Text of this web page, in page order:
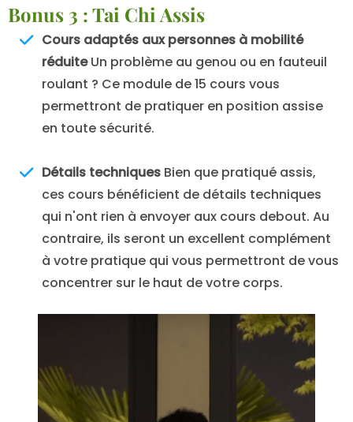
Bonus 3 : Tai Chi Assis
Cours adaptés aux personnes à mobilité
réduiteUn problème au genou ou en fauteuil
roulant ? Ce module de 15 cours vous
permettront de pratiquer en position assise
en toute sécurité.
Détails techniques Bien que pratiqué assis,
ces cours bénéficient de détails techniques
qui n'ont rien à envoyer aux cours debout. Au
contraire, ils seront un excellent complément
à votre pratique qui vous permettront de vous
concentrer sur le haut de votre corps.